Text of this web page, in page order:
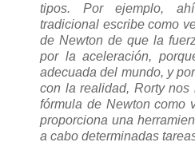
tipos. Por ejemplo,
tradicional escribe como
de Newton de que la
por la aceleración,
adecuada del mundo, y
con la realidad, Rorty nos
fórmula de Newton como
proporciona una
a cabo determinadas